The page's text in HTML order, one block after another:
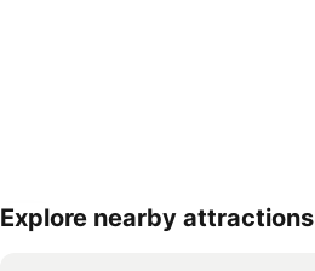
Explore nearby attractions